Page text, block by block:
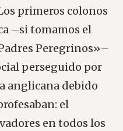
primeros colonos
–si tomamos el
Peregrinos»–
perseguido por
anglicana debido
el
en todos los